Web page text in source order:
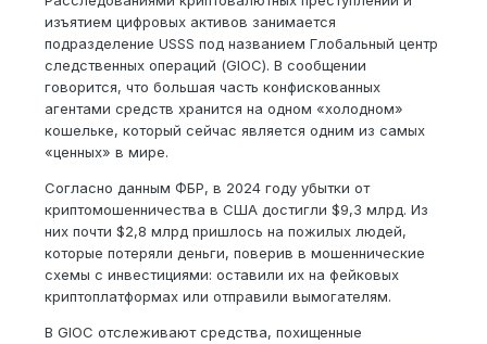
изъятием цифровых активов занимается
подразделение USSS под названием Глобальный центр
следственных операций (GIOC). В сообщении
говорится, что большая часть конфискованных
агентами средств хранится на одном «холодном»
кошельке, который сейчас является одним из самых
«ценных» в мире.
Согласно данным ФБР, в 2024 году убытки от
криптомошенничества в США достигли $9,3 млрд. Из
них почти $2,8 млрд пришлось на пожилых людей,
которые потеряли деньги, поверив в мошеннические
схемы с инвестициями: оставили их на фейковых
криптоплатформах или отправили вымогателям.
В GIOC отслеживают средства, похищенные